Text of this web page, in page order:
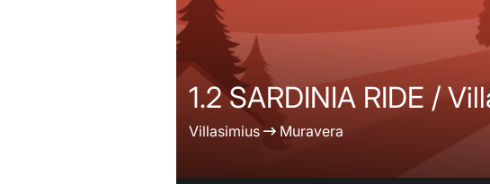
1.2 SARDINIA RIDE /
Villasimius Muravera